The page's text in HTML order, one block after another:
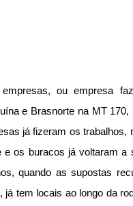
ou empresa
e Brasnorte na MT
já fizeram os trabalhos,
os buracos já voltaram a
quando as supostas
tem locais ao longo da